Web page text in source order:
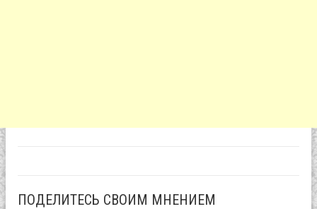
ПОДЕЛИТЕСЬ СВОИМ МНЕНИЕМ